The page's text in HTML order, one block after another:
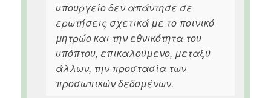
υπουργείο δεν απάντησε σε
ερωτήσεις σχετικά με το ποινικό
μητρώο και την εθνικότητα του
υπόπτου, επικαλούμενο, μεταξύ
άλλων, την προστασία των
προσωπικών δεδομένων.